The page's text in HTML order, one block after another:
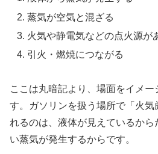
蒸気が空気と混ざる
火気や静電気などの点火源が
引火・燃焼につながる
ここは丸暗記より、場面をイメ
す。ガソリンを扱う場所で「火気
れるのは、液体が見えているから
い蒸気が発生するからです。